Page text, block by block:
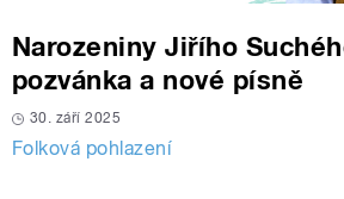
Narozeniny Jiřího
pozvánka a nové písně
30. září 2025
Folková pohlazení